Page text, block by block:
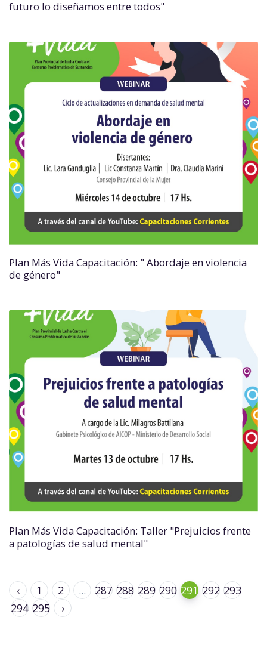
futuro lo diseñamos entre todos"
Plan Más Vida Capacitación: " Abordaje en violencia
de género"
Plan Más Vida Capacitación: Taller "Prejuicios frente
a patologías de salud mental"
‹ 1 2 ... 287 288 289 290 291 292 293
294 295 ›